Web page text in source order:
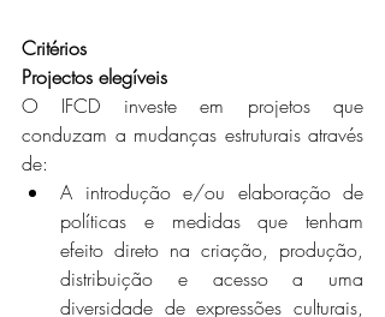
Critérios
Projectos elegíveis
O IFCD investe em projetos que
conduzam a mudanças estruturais através
de:
A introdução e/ou elaboração de
políticas e medidas que tenham
efeito direto na criação, produção,
distribuição e acesso a uma
diversidade de expressões culturais,